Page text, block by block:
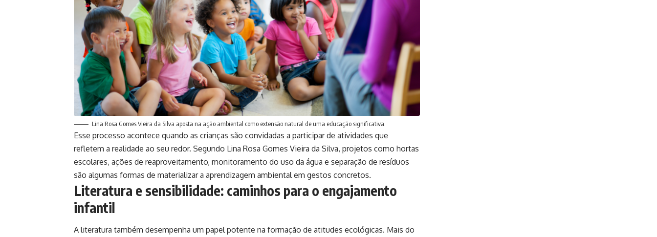
Lina Rosa Gomes Vieira da Silva aposta na ação ambiental como extensão natural de uma educação significativa.
Esse processo acontece quando as crianças são convidadas a participar de atividades que
refletem a realidade ao seu redor. Segundo Lina Rosa Gomes Vieira da Silva, projetos como hortas
escolares, ações de reaproveitamento, monitoramento do uso da água e separação de resíduos
são algumas formas de materializar a aprendizagem ambiental em gestos concretos.
Literatura e sensibilidade: caminhos para o engajamento
infantil
A literatura também desempenha um papel potente na formação de atitudes ecológicas. Mais do